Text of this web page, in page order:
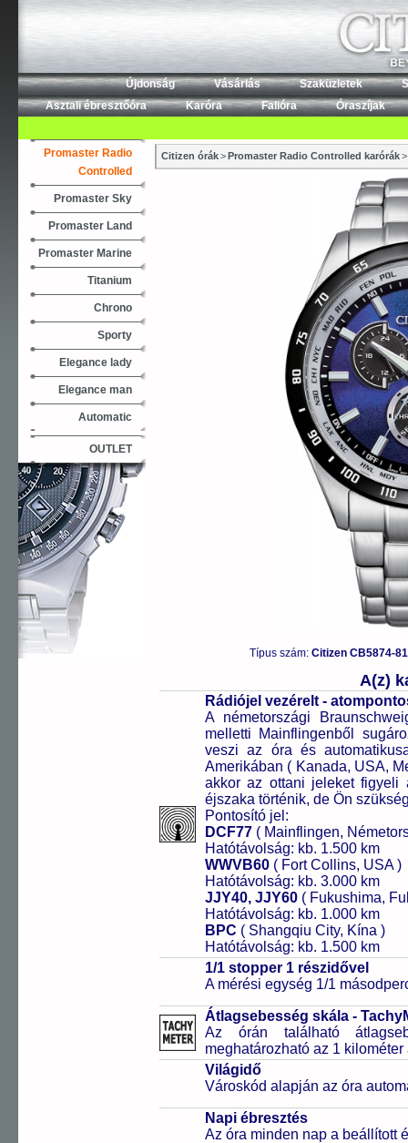
Újdonság Vásárlás Szaküzletek
Asztali ébresztőóra
Karóra Falióra Óraszíjak
Promaster Radio
Controlled
Promaster Sky
Promaster Land
Promaster Marine
Titanium
Chrono
Sporty
Elegance lady
Elegance man
Automatic
OUTLET
Citizen órák>Promaster Radio Controlled karórák>
Típus szám: Citizen CB5874-
A(z)
Rádiójel vezérelt -
A németországi
melletti Mainflingenből
veszi az óra és
Amerikában ( Kanada, USA,
akkor az ottani jeleket figyeli
éjszaka történik, de Ön
Pontosító jel:
DCF77 ( Mainflingen,
Hatótávolság: kb. 1.500 km
WWVB60 ( Fort Collins, USA )
Hatótávolság: kb. 3.000 km
JJY40, JJY60 ( Fukushima,
Hatótávolság: kb. 1.000 km
BPC ( Shangqiu City, Kína )
Hatótávolság: kb. 1.500 km
1/1 stopper 1 részidővel
A mérési egység 1/1
Átlagsebesség skála -
Az órán található
meghatározható az 1
Világidő
Városkód alapján az óra
Napi ébresztés
Az óra minden nap a beállított